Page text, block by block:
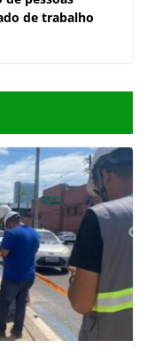
de trabalho